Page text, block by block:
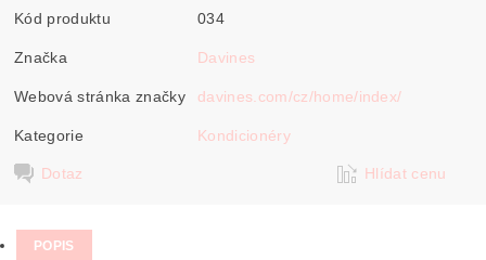
Kód produktu 034
Značka Davines
Webová stránka značky davines.com/cz/home/index/
Kategorie Kondicionéry
Dotaz Hlídat cenu
POPIS